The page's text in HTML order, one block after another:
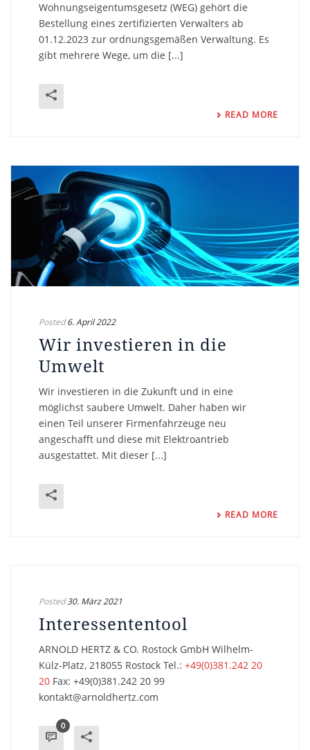
Wohnungseigentumsgesetz (WEG) gehört die
Bestellung eines zertifizierten Verwalters ab
01.12.2023 zur ordnungsgemäßen Verwaltung. Es
gibt mehrere Wege, um die [...]
READ MORE
Posted 6. April 2022
Wir investieren in die
Umwelt
Wir investieren in die Zukunft und in eine
möglichst saubere Umwelt. Daher haben wir
einen Teil unserer Firmenfahrzeuge neu
angeschafft und diese mit Elektroantrieb
ausgestattet. Mit dieser [...]
READ MORE
Posted30. März 2021
Interessententool
ARNOLD HERTZ & CO. Rostock GmbH Wilhelm-
Külz-Platz, 218055 Rostock Tel.: +49(0)381.242 20
20 Fax: +49(0)381.242 20 99
kontakt@arnoldhertz.com
0